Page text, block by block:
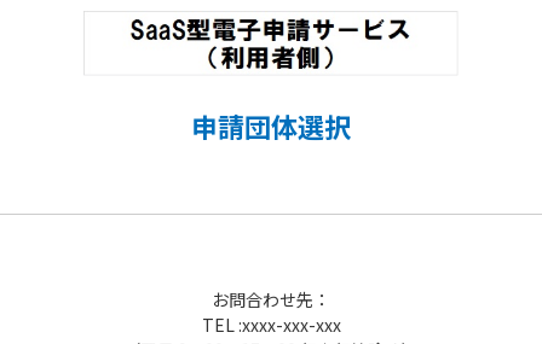
申請団体選択
お問合わせ先：
TEL :xxxx-xxx-xxx